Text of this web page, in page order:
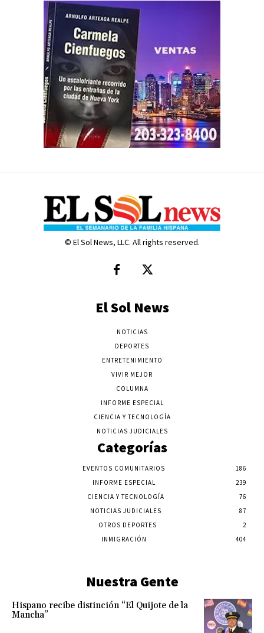
© El Sol News, LLC. All rights reserved.
El Sol News
NOTICIAS
DEPORTES
ENTRETENIMIENTO
VIVIR MEJOR
COLUMNA
INFORME ESPECIAL
CIENCIA Y TECNOLOGÍA
NOTICIAS JUDICIALES
Categorías
EVENTOS COMUNITARIOS
186
INFORME ESPECIAL
239
CIENCIA Y TECNOLOGÍA
76
NOTICIAS JUDICIALES
87
OTROS DEPORTES
2
INMIGRACIÓN
404
Nuestra Gente
Hispano recibe distinción “El Quijote de la
Mancha”